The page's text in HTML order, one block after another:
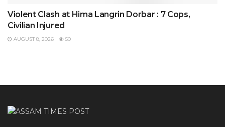
Violent Clash at Hima Langrin Dorbar : 7 Cops,
Civilian Injured
AUGUST 8, 2026 50